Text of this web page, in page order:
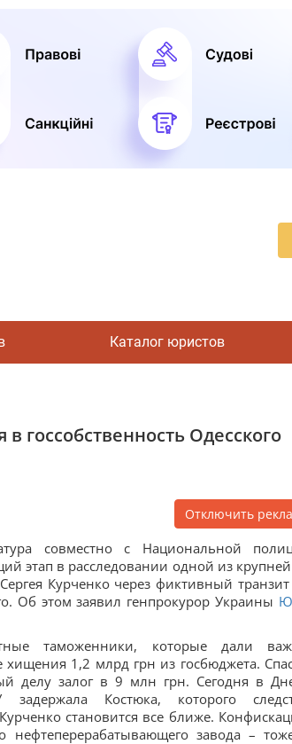
Каталог юристов
госсобственность Одесского
Отключить
совместно с Национальной
этап в расследовании одной из
Курченко через фиктивный
Об этом заявил генпрокурор Украины
таможенники, которые дали
хищения 1,2 млрд грн из госбюджета.
делу залог в 9 млн грн. Сегодня в
Костюка, которого
становится все ближе.
нефтеперерабатывающего завода –